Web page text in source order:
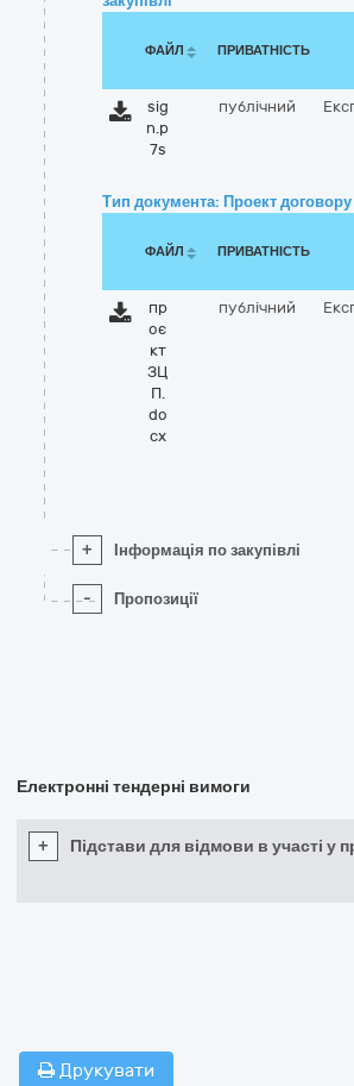
ФАЙЛ ПРИВАТНІСТЬ
sig
n.p
7s
публічний
Тип документа: Проект договору
ФАЙЛ ПРИВАТНІСТЬ
пр
оє
кт
ЗЦ
П.
do
cx
публічний
+ Інформація по закупівлі
- Пропозиції
Електронні тендерні вимоги
+ Підстави для відмови в участі у
Друкувати